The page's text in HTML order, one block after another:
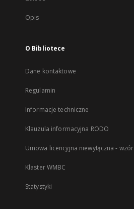
Opis
O Bibliotece
Dane kontaktowe
Regulamin
Informacje techniczne
Klauzula informacyjna RODO
Umowa licencyjna niewyłączna - wzór
Klaster WMBC
Statystyki